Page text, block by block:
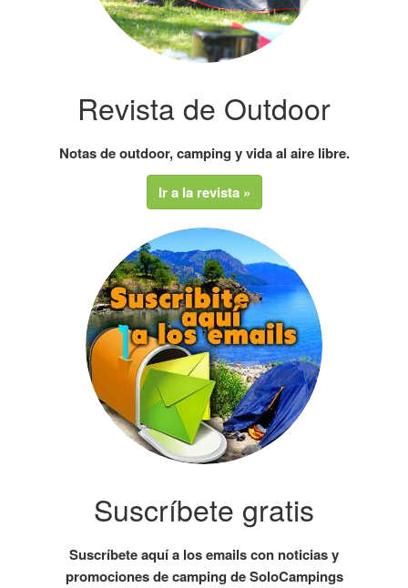
Revista de Outdoor
Notas de outdoor, camping y vida al aire libre.
Ir a la revista »
Suscríbete gratis
Suscríbete aquí a los emails con noticias y
promociones de camping de SoloCampings